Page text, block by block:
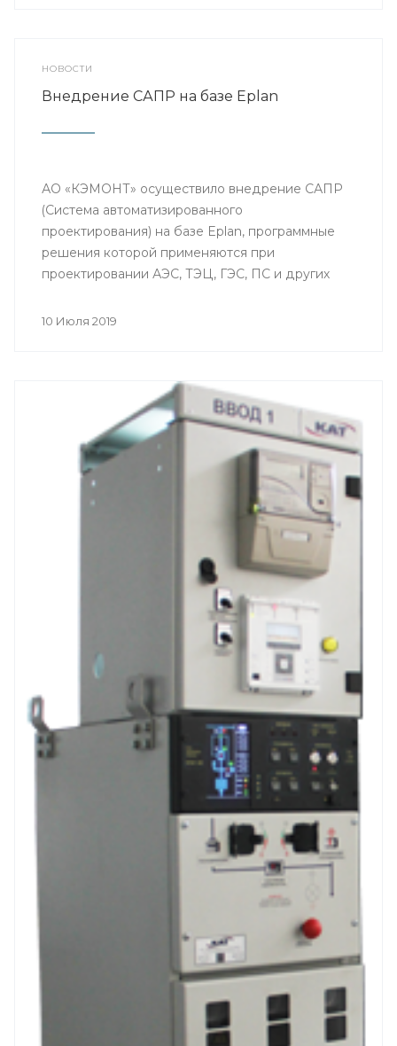
НОВОСТИ
Внедрение САПР на базе Eplan
АО «КЭМОНТ» осуществило внедрение САПР
(Система автоматизированного
проектирования) на базе Eplan, программные
решения которой применяются при
проектировании АЭС, ТЭЦ, ГЭС, ПС и других
документов: от технологических чертежей,
производство шкафов защиты, автоматики и
10 Июля 2019